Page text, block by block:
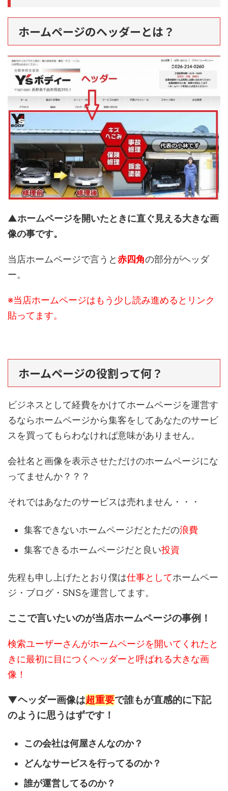
ホームページのヘッダーとは？
▲ホームページを開いたときに直ぐ見える大きな画
像の事です。
当店ホームページで言うと赤四角の部分がヘッダ
ー。
※当店ホームページはもう少し読み進めるとリンク
貼ってます。
ホームページの役割って何？
ビジネスとして経費をかけてホームページを運営す
るならホームページから集客をしてあなたのサービ
スを買ってもらわなければ意味がありません。
会社名と画像を表示させただけのホームページにな
ってませんか？？？
それではあなたのサービスは売れません・・・
集客できないホームページだとただの浪費
集客できるホームページだと良い投資
先程も申し上げたとおり僕は仕事としてホームペー
ジ・ブログ・SNSを運営してます。
ここで言いたいのが当店ホームページの事例！
検索ユーザーさんがホームページを開いてくれたと
きに最初に目につくヘッダーと呼ばれる大きな画
像！
▼ヘッダー画像は超重要で誰もが直感的に下記
のように思うはずです！
この会社は何屋さんなのか？
どんなサービスを行ってるのか？
誰が運営してるのか？